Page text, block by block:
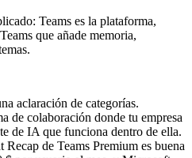
Teams es la plataforma,
que añade memoria,
aclaración de categorías.
de colaboración donde tu empresa
de IA que funciona dentro de ella.
de Teams Premium es buena